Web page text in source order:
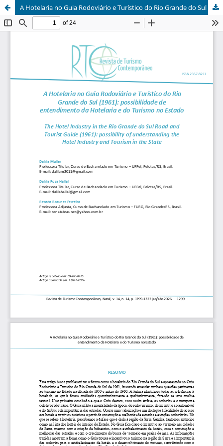
A Hotelaria no Guia Rodoviário e Turístico do Rio Grande do Sul (1961)